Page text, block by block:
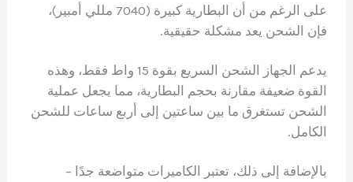
على الرغم من أن البطارية كبيرة (7040 مللي أمبير)،
فإن الشحن يعد مشكلة حقيقية.
يدعم الجهاز الشحن السريع بقوة 15 واط فقط، وهذه
القوة ضعيفة مقارنة بحجم البطارية، مما يجعل عملية
الشحن تستغرق ما بين ساعتين إلى أربع ساعات للشحن
الكامل.
بالإضافة إلى ذلك، تعتبر الكاميرات متواضعة جدًا –